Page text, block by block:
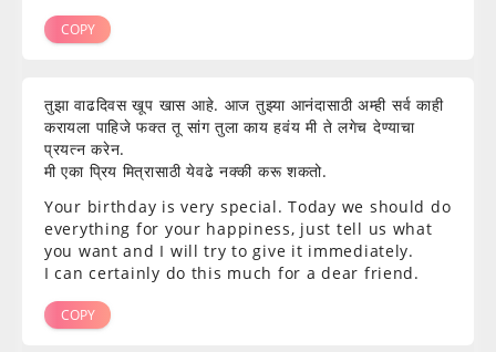
COPY
तुझा वाढदिवस खूप खास आहे. आज तुझ्या आनंदासाठी अम्ही सर्व काही
करायला पाहिजे फक्त तू सांग तुला काय हवंय मी ते लगेच देण्याचा
प्रयत्न करेन.
मी एका प्रिय मित्रासाठी येवढे नक्की करू शकतो.
Your birthday is very special. Today we should do
everything for your happiness, just tell us what
you want and I will try to give it immediately.
I can certainly do this much for a dear friend.
COPY